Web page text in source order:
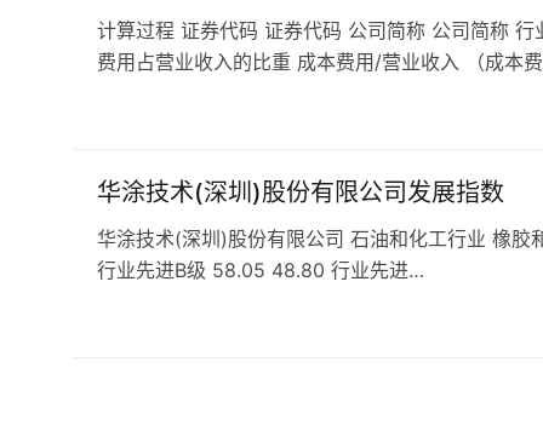
计算过程 证券代码 证券代码 公司简称 公司简称
费用占营业收入的比重 成本费用/营业收入 （成本
华涂技术(深圳)股份有限公司发展指数
华涂技术(深圳)股份有限公司 石油和化工行业 橡
行业先进B级 58.05 48.80 行业先进…